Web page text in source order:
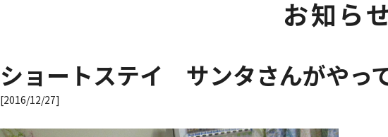
お知ら
ショートステイ サンタさんがやっ
[2016/12/27]